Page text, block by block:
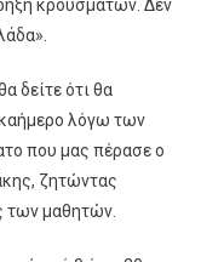
κρουσμάτων. Δεν
δείτε ότι θα
λόγω των
που μας πέρασε ο
ζητώντας
των μαθητών.